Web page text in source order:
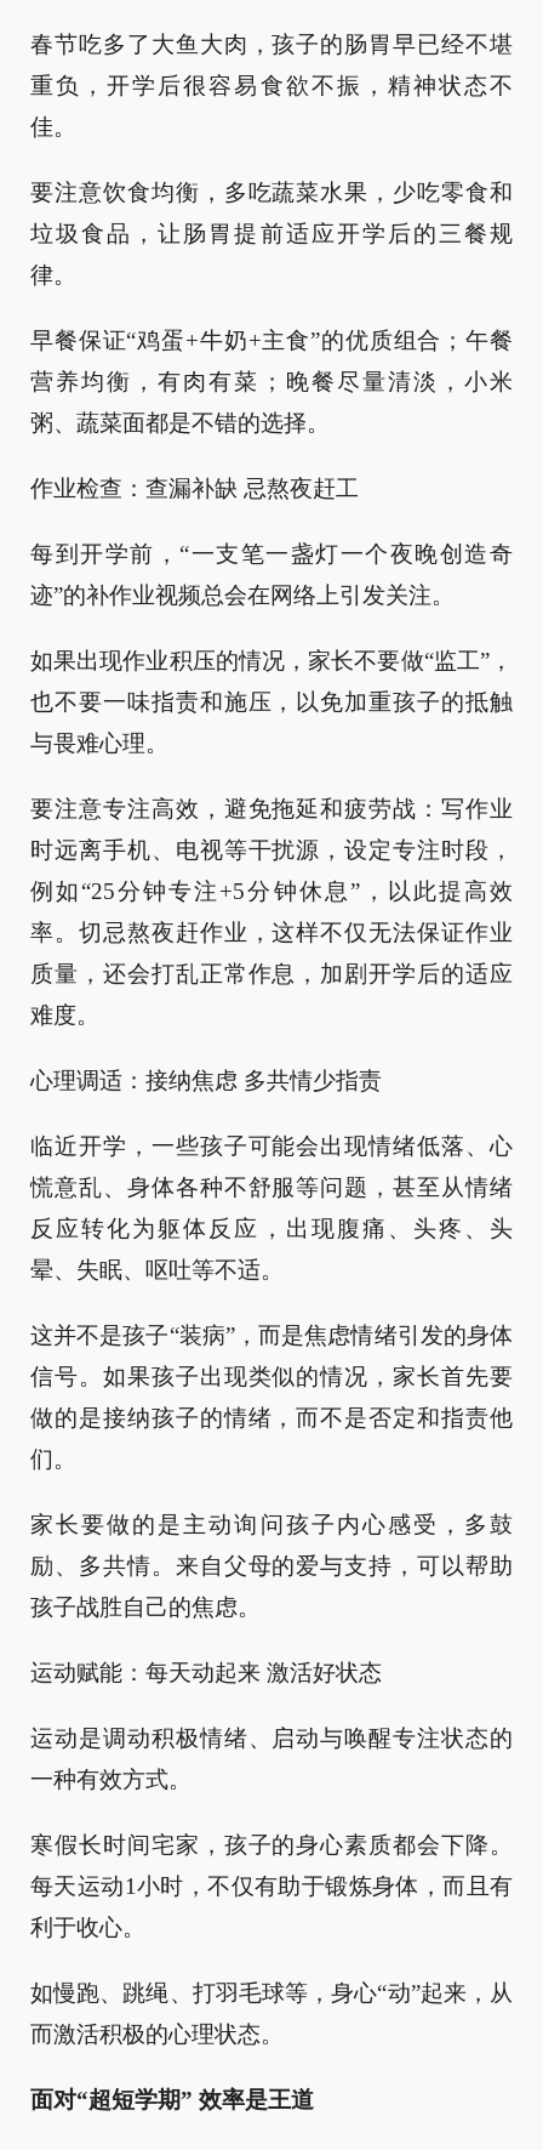
春节吃多了大鱼大肉，孩子的肠胃早已经不堪
重负，开学后很容易食欲不振，精神状态不
佳。
要注意饮食均衡，多吃蔬菜水果，少吃零食和
垃圾食品，让肠胃提前适应开学后的三餐规
律。
早餐保证“鸡蛋+牛奶+主食”的优质组合；午餐
营养均衡，有肉有菜；晚餐尽量清淡，小米
粥、蔬菜面都是不错的选择。
作业检查：查漏补缺 忌熬夜赶工
每到开学前，“一支笔一盏灯一个夜晚创造奇
迹”的补作业视频总会在网络上引发关注。
如果出现作业积压的情况，家长不要做“监工”，
也不要一味指责和施压，以免加重孩子的抵触
与畏难心理。
要注意专注高效，避免拖延和疲劳战：写作业
时远离手机、电视等干扰源，设定专注时段，
例如“25分钟专注+5分钟休息”，以此提高效
率。切忌熬夜赶作业，这样不仅无法保证作业
质量，还会打乱正常作息，加剧开学后的适应
难度。
心理调适：接纳焦虑 多共情少指责
临近开学，一些孩子可能会出现情绪低落、心
慌意乱、身体各种不舒服等问题，甚至从情绪
反应转化为躯体反应，出现腹痛、头疼、头
晕、失眠、呕吐等不适。
这并不是孩子“装病”，而是焦虑情绪引发的身体
信号。如果孩子出现类似的情况，家长首先要
做的是接纳孩子的情绪，而不是否定和指责他
们。
家长要做的是主动询问孩子内心感受，多鼓
励、多共情。来自父母的爱与支持，可以帮助
孩子战胜自己的焦虑。
运动赋能：每天动起来 激活好状态
运动是调动积极情绪、启动与唤醒专注状态的
一种有效方式。
寒假长时间宅家，孩子的身心素质都会下降。
每天运动1小时，不仅有助于锻炼身体，而且有
利于收心。
如慢跑、跳绳、打羽毛球等，身心“动”起来，从
而激活积极的心理状态。
面对“超短学期” 效率是王道